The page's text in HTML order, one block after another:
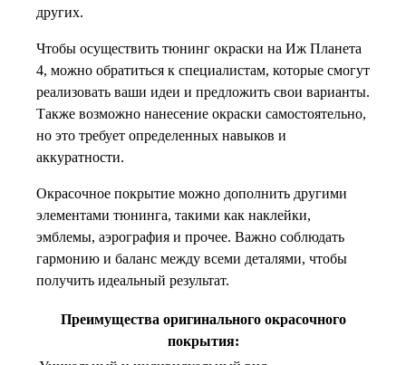
других.
Чтобы осуществить тюнинг окраски на Иж Планета
4, можно обратиться к специалистам, которые смогут
реализовать ваши идеи и предложить свои варианты.
Также возможно нанесение окраски самостоятельно,
но это требует определенных навыков и
аккуратности.
Окрасочное покрытие можно дополнить другими
элементами тюнинга, такими как наклейки,
эмблемы, аэрография и прочее. Важно соблюдать
гармонию и баланс между всеми деталями, чтобы
получить идеальный результат.
Преимущества оригинального окрасочного
покрытия: